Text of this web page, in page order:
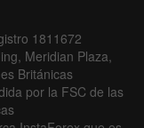
1811672
Meridian Plaza,
Británicas
por la FSC de las